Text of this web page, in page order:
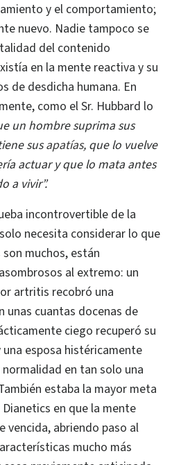
y el comportamiento;
nuevo. Nadie tampoco se
del contenido
en la mente reactiva y su
de desdicha humana. En
como el Sr. Hubbard lo
un hombre suprima sus
susapatías, que lo vuelve
actuar y que lo mata antes
a vivir”.
incontrovertible de la
necesita considerar lo que
son muchos, están
al extremo: un
artritis recobró una
unas cuantas docenas de
ciego recuperó su
esposa histéricamente
en tan solo una
estaba la mayor meta
en que la mente
vencida, abriendo paso al
mucho más